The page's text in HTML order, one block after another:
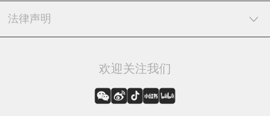
法律声明
欢迎关注我们